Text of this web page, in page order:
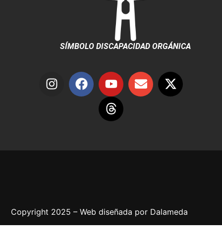
SÍMBOLO DISCAPACIDAD ORGÁNICA
Copyright 2025 – Web diseñada por Dalameda